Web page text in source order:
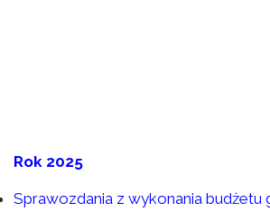
Rok 2025
Sprawozdania z wykonania budżetu